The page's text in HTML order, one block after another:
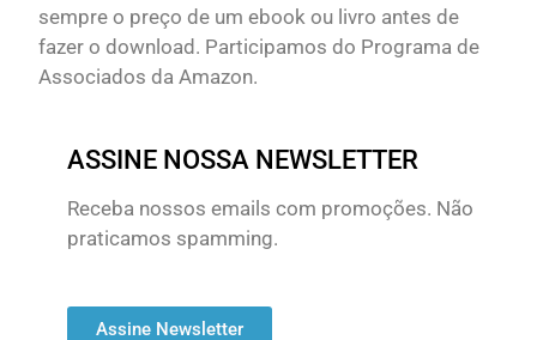
sempre o preço de um ebook ou livro antes de
fazer o download. Participamos do Programa de
Associados da Amazon.
ASSINE NOSSA NEWSLETTER
Receba nossos emails com promoções. Não
praticamos spamming.
Assine Newsletter